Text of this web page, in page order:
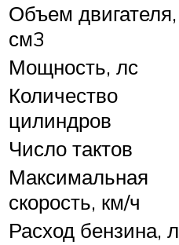
Объем двигателя,
см3
Мощность, лс
Количество
цилиндров
Число тактов
Максимальная
скорость, км/ч
Расход бензина, л